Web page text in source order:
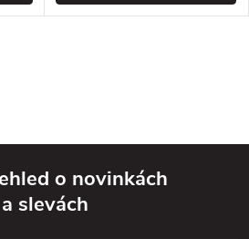
o novinkách
a slevách